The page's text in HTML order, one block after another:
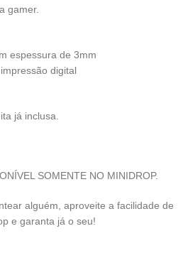
gamer.
espessura de 3mm
digital
já inclusa.
SOMENTE NO MINIDROP.
alguém, aproveite a facilidade de
e garanta já o seu!